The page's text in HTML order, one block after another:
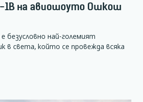
1B на авиошоуто Ошкош
безусловно най-големият
в света, който се провежда всяка